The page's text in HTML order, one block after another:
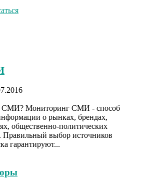
СМИ? Мониторинг СМИ - способ
о рынках, брендах,
общественно-политических
Правильный выбор источников
гарантируют...